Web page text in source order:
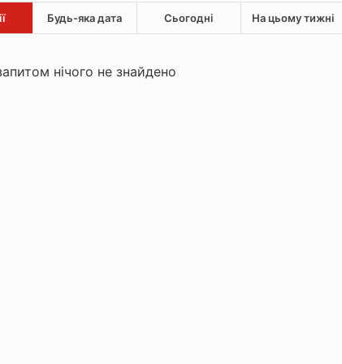
Будь-яка дата Сьогодні На цьому тижні
нічого не знайдено